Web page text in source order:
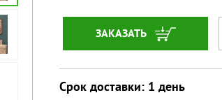
ЗАКАЗАТЬ
Срок доставки: 1 день